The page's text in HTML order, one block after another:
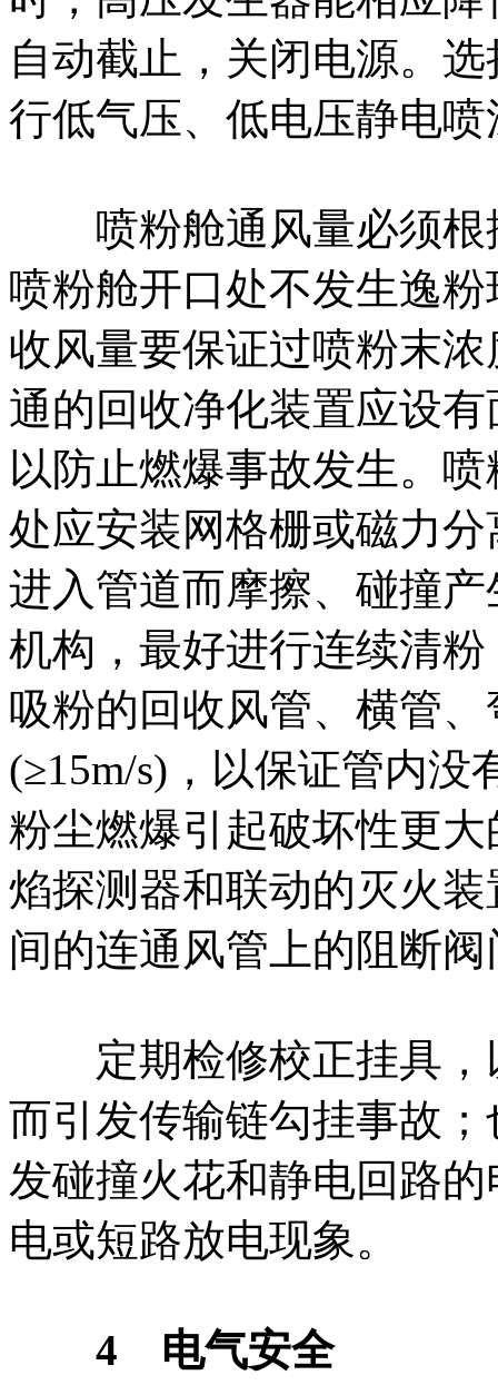
自动截止，关闭电源。
行低气压、低电压静电
喷粉舱通风量必须根
喷粉舱开口处不发生逸
收风量要保证过喷粉末
通的回收净化装置应设
以防止燃爆事故发生。
处应安装网格栅或磁力
进入管道而摩擦、碰撞
机构，最好进行连续清
吸粉的回收风管、横管
(≥15m/s)，以保证管内
粉尘燃爆引起破坏性更
焰探测器和联动的灭火
间的连通风管上的阻断阀
定期检修校正挂具，
而引发传输链勾挂事故
发碰撞火花和静电回路
电或短路放电现象。
4 电气安全